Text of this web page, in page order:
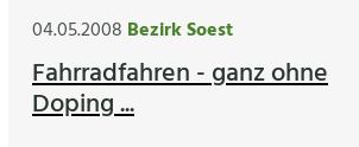
04.05.2008 Bezirk Soest
Fahrradfahren - ganz ohne
Doping ...